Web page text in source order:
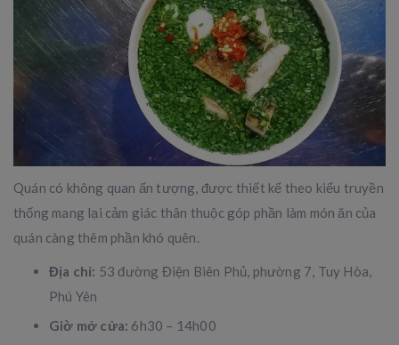
Quán có không quan ấn tượng, được thiết kế theo kiểu truyền
thống mang lại cảm giác thân thuộc góp phần làm món ăn của
quán càng thêm phần khó quên.
Địa chỉ: 53 đường Điện Biên Phủ, phường 7, Tuy Hòa,
Phú Yên
Giờ mở cửa: 6h30 – 14h00